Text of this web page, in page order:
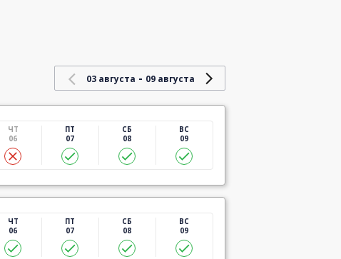
03 августа - 09 августа
ЧТ
06
ПТ
07
СБ
08
ВС
09
ЧТ
06
ПТ
07
СБ
08
ВС
09